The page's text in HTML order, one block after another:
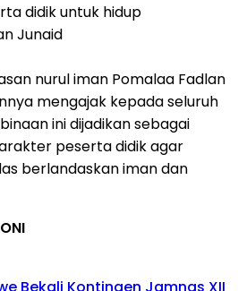
didik untuk hidup
Junaid
nurul iman Pomalaa Fadlan
mengajak kepada seluruh
ini dijadikan sebagai
peserta didik agar
berlandaskan iman dan
Bekali Kontingen Jamnas XII